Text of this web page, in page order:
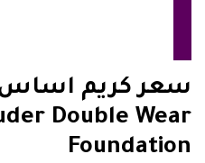
سعر كريم اساس
Double Wear
Foundation